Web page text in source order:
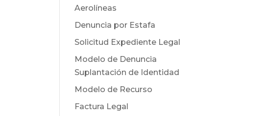
Aerolíneas
Denuncia por Estafa
Solicitud Expediente Legal
Modelo de Denuncia
Suplantación de Identidad
Modelo de Recurso
Factura Legal